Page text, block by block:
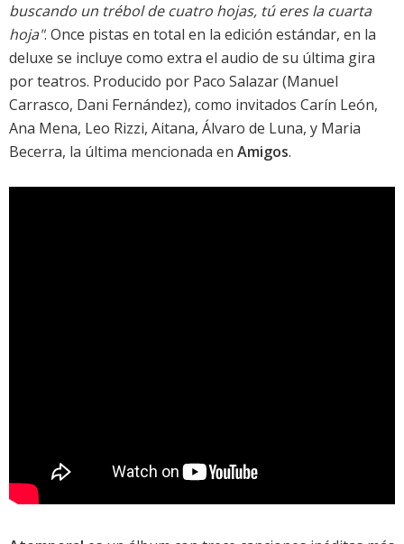
buscando un trébol de cuatro hojas, tú eres la cuarta
hoja". Once pistas en total en la edición estándar, en la
deluxe se incluye como extra el audio de su última gira
por teatros. Producido por Paco Salazar (Manuel
Carrasco, Dani Fernández), como invitados Carín León,
Ana Mena, Leo Rizzi, Aitana, Álvaro de Luna, y Maria
Becerra, la última mencionada en Amigos.